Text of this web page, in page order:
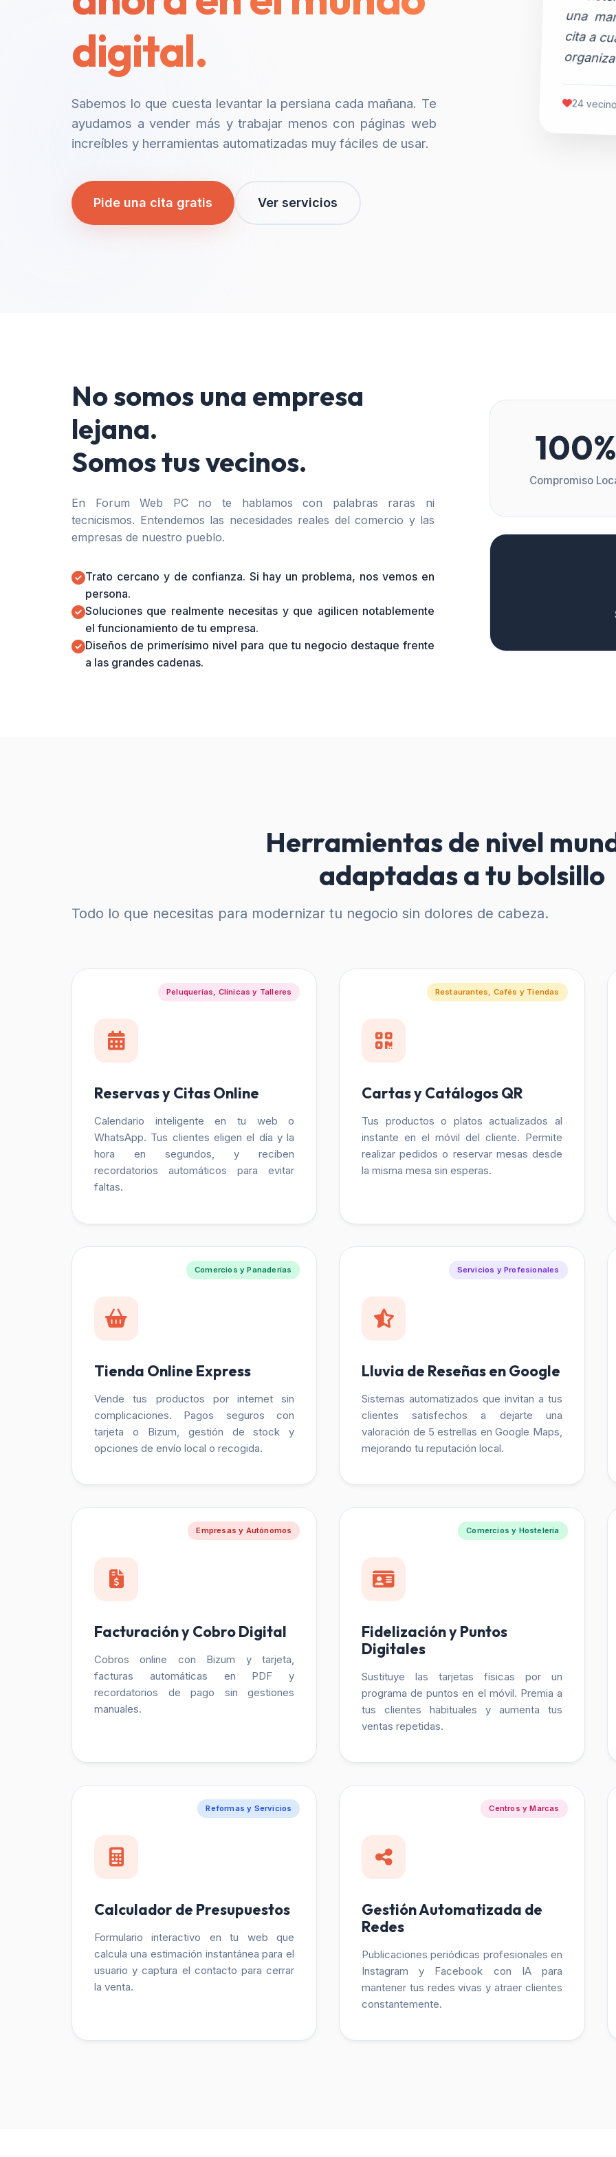
digital.
Sabemos lo que cuesta levantar la persiana cada mañana. Te
ayudamos a vender más y trabajar menos con páginas web
increíbles y herramientas automatizadas muy fáciles de usar.
Pide una cita gratis Ver servicios
24
No somos una empresa
lejana.
Somos tus vecinos.
En Forum Web PC no te hablamos con palabras raras ni
tecnicismos. Entendemos las necesidades reales del comercio y las
empresas de nuestro pueblo.
Trato cercano y de confianza. Si hay un problema, nos vemos en
persona.
Soluciones que realmente necesitas y que agilicen notablemente
el funcionamiento de tu empresa.
Diseños de primerísimo nivel para que tu negocio destaque frente
a las grandes cadenas.
100%
Compromiso
Herramientas de nivel
adaptadas a tu bolsillo
Todo lo que necesitas para modernizar tu negocio sin dolores de cabeza.
Peluquerías, Clínicas y Talleres
Reservas y Citas Online
Calendario inteligente en tu web o
WhatsApp. Tus clientes eligen el día y la
hora en segundos, y reciben
recordatorios automáticos para evitar
faltas.
Restaurantes, Cafés y Tiendas
Cartas y Catálogos QR
Tus productos o platos actualizados al
instante en el móvil del cliente. Permite
realizar pedidos o reservar mesas desde
la misma mesa sin esperas.
Comercios y Panaderías
Tienda Online Express
Vende tus productos por internet sin
complicaciones. Pagos seguros con
tarjeta o Bizum, gestión de stock y
opciones de envío local o recogida.
Servicios y Profesionales
Lluvia de Reseñas en Google
Sistemas automatizados que invitan a tus
clientes satisfechos a dejarte una
valoración de 5 estrellas en Google Maps,
mejorando tu reputación local.
Empresas y Autónomos
Facturación y Cobro Digital
Cobros online con Bizum y tarjeta,
facturas automáticas en PDF y
recordatorios de pago sin gestiones
manuales.
Comercios y Hostelería
Fidelización y Puntos
Digitales
Sustituye las tarjetas físicas por un
programa de puntos en el móvil. Premia a
tus clientes habituales y aumenta tus
ventas repetidas.
Reformas y Servicios
Calculador de Presupuestos
Formulario interactivo en tu web que
calcula una estimación instantánea para el
usuario y captura el contacto para cerrar
la venta.
Centros y Marcas
Gestión Automatizada de
Redes
Publicaciones periódicas profesionales en
Instagram y Facebook con IA para
mantener tus redes vivas y atraer clientes
constantemente.